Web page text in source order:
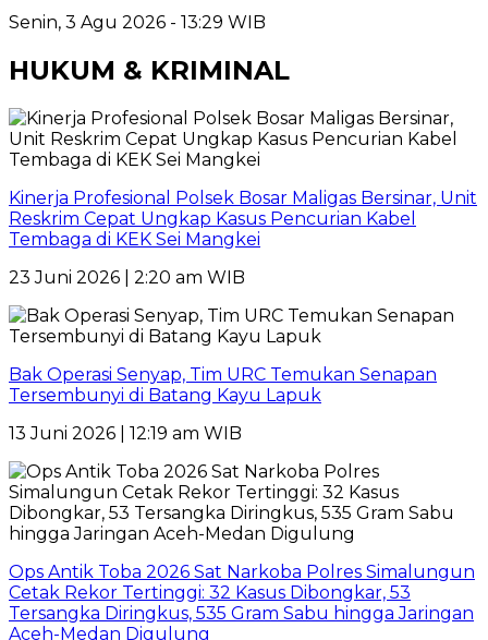
Senin, 3 Agu 2026 - 13:29 WIB
HUKUM & KRIMINAL
Kinerja Profesional Polsek Bosar Maligas Bersinar, Unit
Reskrim Cepat Ungkap Kasus Pencurian Kabel
Tembaga di KEK Sei Mangkei
23 Juni 2026 | 2:20 am WIB
Bak Operasi Senyap, Tim URC Temukan Senapan
Tersembunyi di Batang Kayu Lapuk
13 Juni 2026 | 12:19 am WIB
Ops Antik Toba 2026 Sat Narkoba Polres Simalungun
Cetak Rekor Tertinggi: 32 Kasus Dibongkar, 53
Tersangka Diringkus, 535 Gram Sabu hingga Jaringan
Aceh-Medan Digulung